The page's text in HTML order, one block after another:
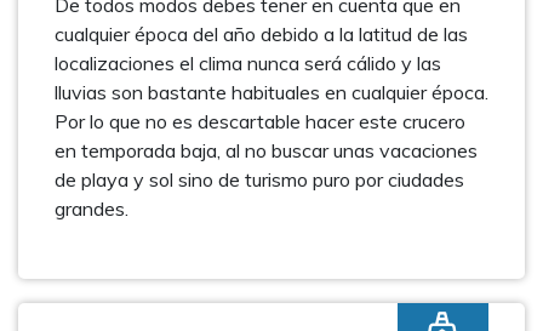
De todos modos debes tener en cuenta que en
cualquier época del año debido a la latitud de las
localizaciones el clima nunca será cálido y las
lluvias son bastante habituales en cualquier época.
Por lo que no es descartable hacer este crucero
en temporada baja, al no buscar unas vacaciones
de playa y sol sino de turismo puro por ciudades
grandes.